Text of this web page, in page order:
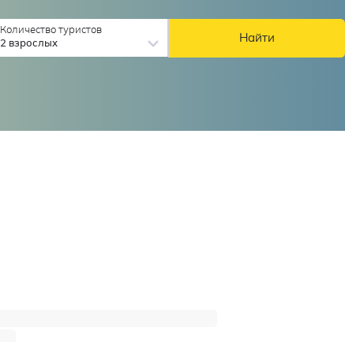
Количество туристов
2 взрослых
Найти